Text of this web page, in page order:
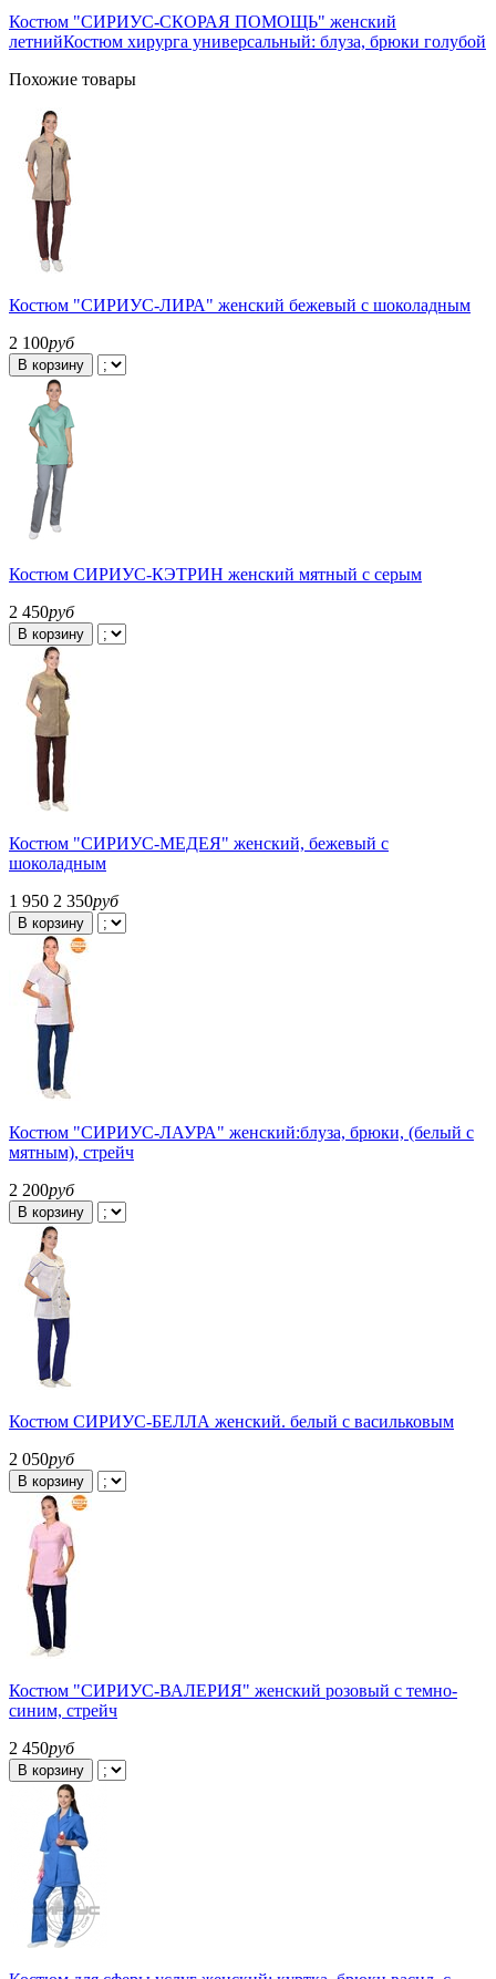
Костюм "СИРИУС-СКОРАЯ ПОМОЩЬ" женский
летнийКостюм хирурга универсальный: блуза, брюки голубой
Похожие товары
Костюм "СИРИУС-ЛИРА" женский бежевый с шоколадным
2 100руб
В корзину
Костюм СИРИУС-КЭТРИН женский мятный с серым
2 450руб
В корзину
Костюм "СИРИУС-МЕДЕЯ" женский, бежевый с
шоколадным
1 950 2 350руб
В корзину
Костюм "СИРИУС-ЛАУРА" женский:блуза, брюки, (белый с
мятным), стрейч
2 200руб
В корзину
Костюм СИРИУС-БЕЛЛА женский. белый с васильковым
2 050руб
В корзину
Костюм "СИРИУС-ВАЛЕРИЯ" женский розовый с темно-
синим, стрейч
2 450руб
В корзину